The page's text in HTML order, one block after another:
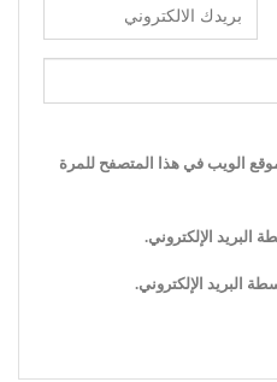
الويب في هذا المتصفح للمرة
البريد الإلكتروني.
البريد الإلكتروني.